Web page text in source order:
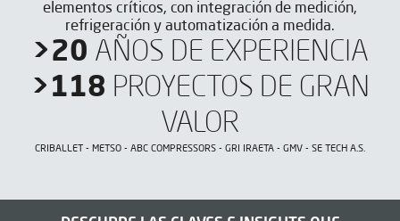
elementos críticos, con integración de medición,
refrigeración y automatización a medida.
>20 AÑOS DE EXPERIENCIA
>118 PROYECTOS DE GRAN
VALOR
CRIBALLET - METSO - ABC COMPRESSORS - GRI IRAETA - GMV - SE TECH A.S.